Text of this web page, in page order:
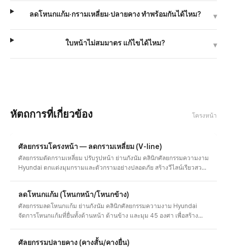
ลดโหนกแก้ม·กรามเหลี่ยม·ปลายคาง ทำพร้อมกันได้ไหม? ▾
ใบหน้าไม่สมมาตร แก้ไขได้ไหม? ▾
หัตถการที่เกี่ยวข้อง โครงหน้า
ศัลยกรรมโครงหน้า — ลดกรามเหลี่ยม (V-line)
ศัลยกรรมตัดกรามเหลี่ยม ปรับรูปหน้า ย่านกังนัม คลินิกศัลยกรรมความงาม
Hyundai ตกแต่งมุมกรามและตัวกรามอย่างปลอดภัย สร้างวีไลน์เรียวสวย
ลดโหนกแก้ม (โหนกหน้า/โหนกข้าง)
ศัลยกรรมลดโหนกแก้ม ย่านกังนัม คลินิกศัลยกรรมความงาม Hyundai
จัดการโหนกแก้มที่ยื่นทั้งด้านหน้า ด้านข้าง และมุม 45 องศา เพื่อสร้าง
ศัลยกรรมปลายคาง (คางสั้น/คางยื่น)